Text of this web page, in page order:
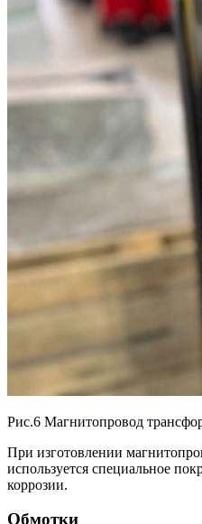
Рис.6 Магнитопровод
При изготовлении
используется специальное
коррозии.
Обмотки